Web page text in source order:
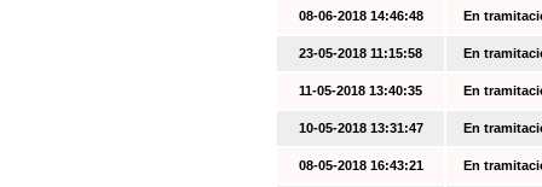
08-06-2018 14:46:48 En
23-05-2018 11:15:58 En
11-05-2018 13:40:35 En
10-05-2018 13:31:47 En
08-05-2018 16:43:21 En